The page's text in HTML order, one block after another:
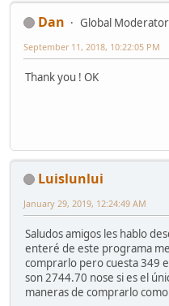
Dan
Global Moderator
September 11, 2018, 10:22:05 PM
Thank you ! OK
Luislunlui
January 29, 2019, 12:24:49 AM
Saludos amigos les hablo
enteré de este programa
comprarlo pero cuesta 349
son 2744.70 nose si es el
maneras de comprarlo